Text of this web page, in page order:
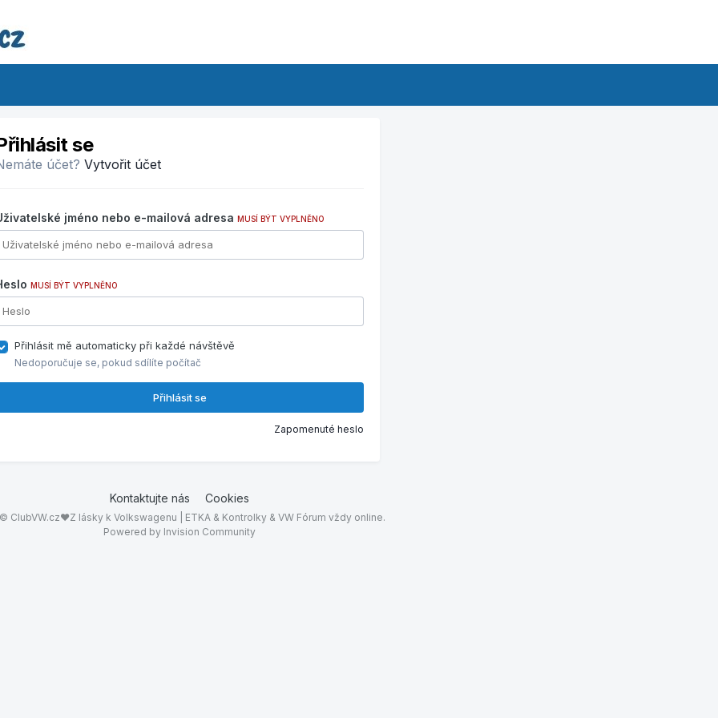
se
účet? Vytvořit účet
jméno nebo e-mailová adresa MUSÍ BÝT VYPLNĚNO
MUSÍ BÝT VYPLNĚNO
Přihlásit mě automaticky při každé návštěvě
Nedoporučuje se, pokud sdílíte počítač
Přihlásit se
Zapomenuté heslo
Kontaktujte nás Cookies
ClubVW.cz❤Z lásky k Volkswagenu | ETKA & Kontrolky & VW Fórum vždy online.
Powered by Invision Community